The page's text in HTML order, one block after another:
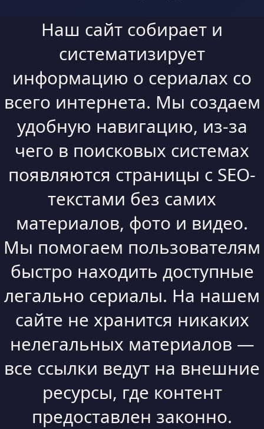
Наш сайт собирает и
систематизирует
информацию о сериалах со
всего интернета. Мы создаем
удобную навигацию, из-за
чего в поисковых системах
появляются страницы с SEO-
текстами без самих
материалов, фото и видео.
Мы помогаем пользователям
быстро находить доступные
легально сериалы. На нашем
сайте не хранится никаких
нелегальных материалов —
все ссылки ведут на внешние
ресурсы, где контент
предоставлен законно.